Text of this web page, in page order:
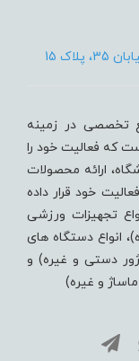
15
تخصصی در زمینه
که فعالیت خود را
کرد. این فروشگاه، ارائه محصولات
خود قرار داده
تجهیزات ورزشی
انواع دستگاه های
دستی و غیره) و
و غیره)